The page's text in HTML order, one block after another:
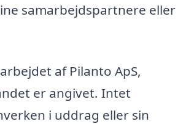
samarbejdspartnere eller
af Pilanto ApS,
er angivet. Intet
i uddrag eller sin